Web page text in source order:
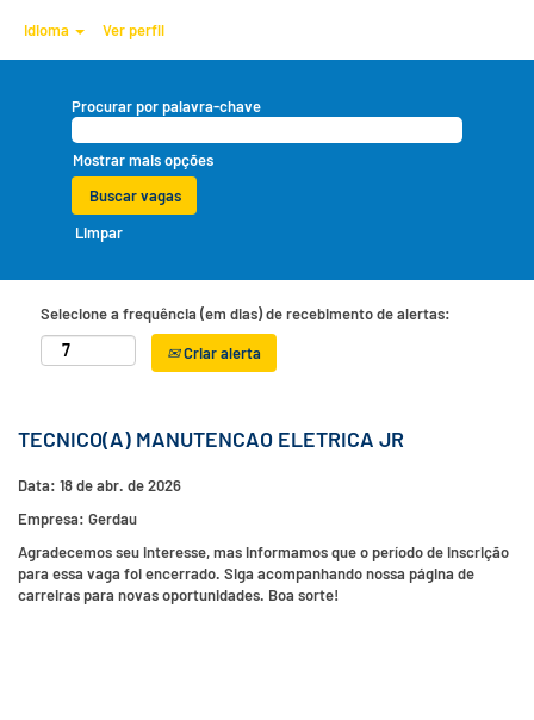
Idioma Ver perfil
Procurar por palavra-chave
Mostrar mais opções
Limpar
Selecione a frequência (em dias) de recebimento de alertas:
Criar alerta
TECNICO(A) MANUTENCAO ELETRICA JR
Data: 18 de abr. de 2026
Empresa: Gerdau
Agradecemos seu interesse, mas informamos que o período de inscrição
para essa vaga foi encerrado. Siga acompanhando nossa página de
carreiras para novas oportunidades. Boa sorte!